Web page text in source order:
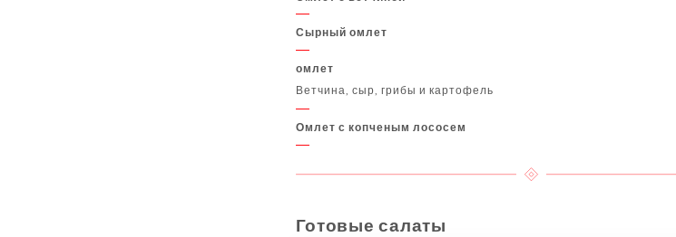
Сырный омлет
омлет
Ветчина, сыр, грибы и картофель
Омлет с копченым лососем
Готовые салаты